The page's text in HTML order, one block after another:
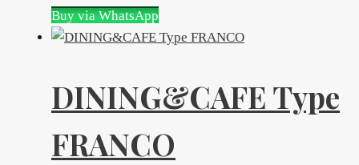
Buy via WhatsApp
DINING&CAFE Type
FRANCO